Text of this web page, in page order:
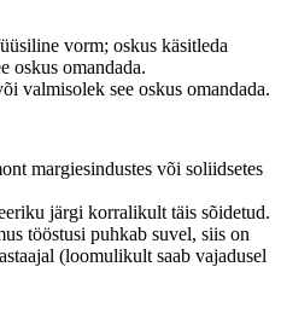
vorm; oskus käsitleda
oskus omandada.
valmisolek see oskus omandada.
margiesindustes või soliidsetes
järgi korralikult täis sõidetud.
tööstusi puhkab suvel, siis on
(loomulikult saab vajadusel